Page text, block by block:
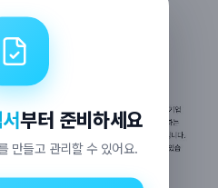
부터 준비하세요
만들고 관리할 수 있어요.